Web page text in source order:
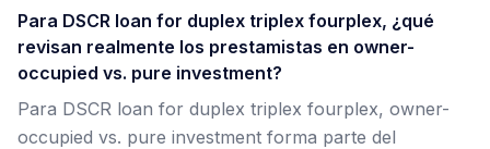
Para DSCR loan for duplex triplex fourplex, ¿qué
revisan realmente los prestamistas en owner-
occupied vs. pure investment?
Para DSCR loan for duplex triplex fourplex, owner-
occupied vs. pure investment forma parte del